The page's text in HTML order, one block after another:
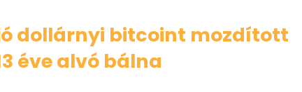
dollárnyi bitcoint mozdított
éve alvó bálna